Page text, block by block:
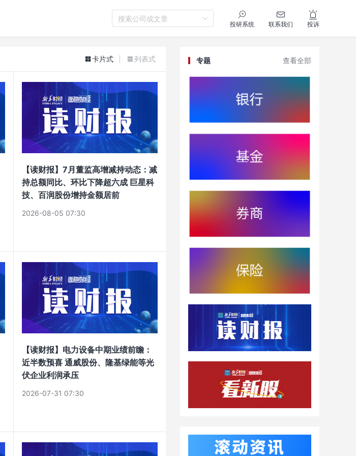
搜索公司或文章
投研系统 联系我们 投诉
卡片式 列表式
【读财报】7月董监高增减持动态：减
持总额同比、环比下降超六成 巨星科
技、百润股份增持金额居前
2026-08-05 07:30
【读财报】电力设备中期业绩前瞻：
近半数预喜 通威股份、隆基绿能等光
伏企业利润承压
2026-07-31 07:30
专题 查看全部